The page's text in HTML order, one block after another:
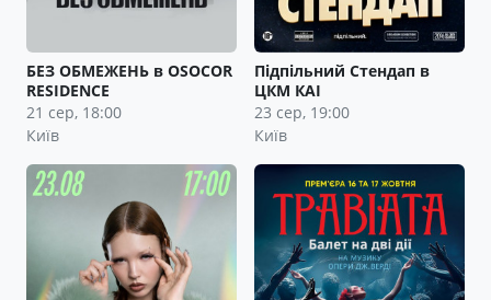
БЕЗ ОБМЕЖЕНЬ в OSOCOR
RESIDENCE
21 сер, 18:00
Київ
Підпільний Стендап в
ЦКМ КАІ
23 сер, 19:00
Київ